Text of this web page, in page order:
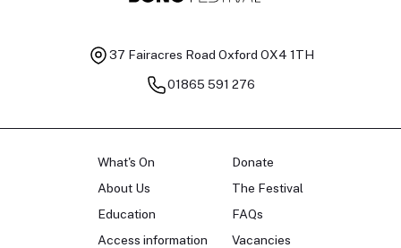
37 Fairacres Road Oxford OX4 1TH
01865 591 276
What's On
About Us
Education
Access information
Donate
The Festival
FAQs
Vacancies